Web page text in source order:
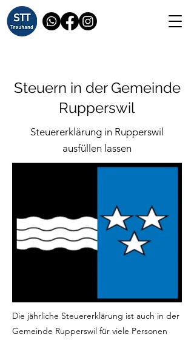
Steuern in der Gemeinde
Rupperswil
Steuererklärung in Rupperswil
ausfüllen lassen
Die jährliche Steuererklärung ist auch in der
Gemeinde Rupperswil für viele Personen